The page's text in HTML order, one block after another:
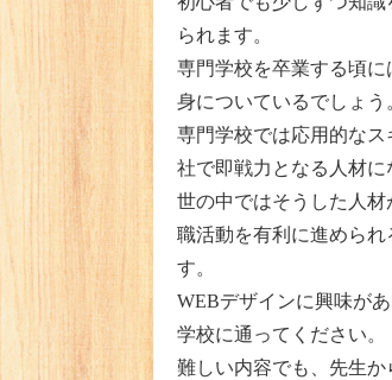
られます。
専門学校を卒業する頃
身についているでしょう
専門学校では応用的な
社で即戦力となる人材に
世の中ではそうした人
職活動を有利に進めら
す。
WEBデザインに興味が
学校に通ってください。
難しい内容でも、先生